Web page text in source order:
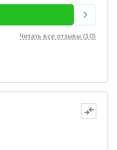
Читать все отзывы (10)